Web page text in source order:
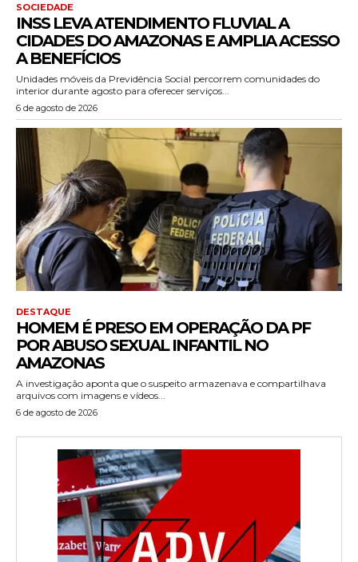
SOCIEDADE
INSS LEVA ATENDIMENTO FLUVIAL A
CIDADES DO AMAZONAS E AMPLIA ACESSO
A BENEFÍCIOS
Unidades móveis da Previdência Social percorrem comunidades do
interior durante agosto para oferecer serviços...
6 de agosto de 2026
DESTAQUE
HOMEM É PRESO EM OPERAÇÃO DA PF
POR ABUSO SEXUAL INFANTIL NO
AMAZONAS
A investigação aponta que o suspeito armazenava e compartilhava
arquivos com imagens e vídeos...
6 de agosto de 2026